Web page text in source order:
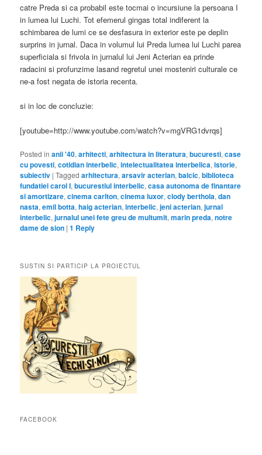
catre Preda si ca probabil este tocmai o incursiune la persoana I
in lumea lui Luchi. Tot efemerul gingas total indiferent la
schimbarea de lumi ce se desfasura in exterior este pe deplin
surprins in jurnal. Daca in volumul lui Preda lumea lui Luchi parea
superficiala si frivola in jurnalul lui Jeni Acterian ea prinde
radacini si profunzime lasand regretul unei mosteniri culturale ce
ne-a fost negata de istoria recenta.
si in loc de concluzie:
[youtube=http://www.youtube.com/watch?v=mgVRG1dvrqs]
Posted in anii '40,arhitecti,arhitectura in literatura,bucuresti,case
cu povesti,cotidian interbelic,intelectualitatea interbelica,istorie,
subiectiv |Tagged arhitectura,arsavir acterian,balcic,biblioteca
fundatiei carol I,bucurestiul interbelic,casa autonoma de finantare
si amortizare,cinema carlton,cinema luxor,clody berthola,dan
nasta,emil botta,haig acterian,interbelic,jeni acterian,jurnal
interbelic,jurnalul unei fete greu de multumit,marin preda,notre
dame de sion |1 Reply
SUSTIN SI PARTICIP LA PROIECTUL
FACEBOOK